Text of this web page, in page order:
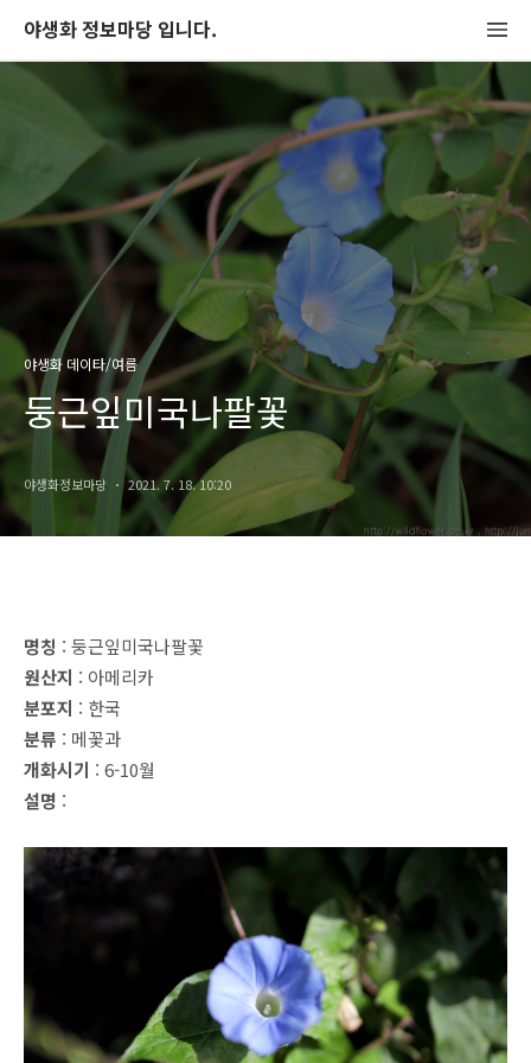
야생화 정보마당 입니다.
야생화 데이타/여름
둥근잎미국나팔꽃
야생화정보마당 2021. 7. 18. 10:20
명칭 : 둥근잎미국나팔꽃
원산지 : 아메리카
분포지 : 한국
분류 : 메꽃과
개화시기 : 6-10월
설명 :